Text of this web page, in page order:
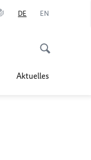
DE EN
Aktuelles